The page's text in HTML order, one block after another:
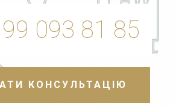
093 81 85
КОНСУЛЬТАЦІЮ